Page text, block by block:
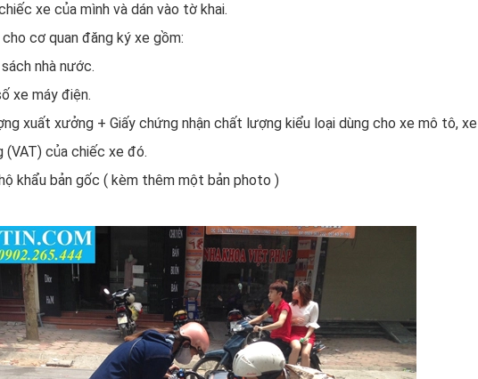
xe của mình và dán vào tờ khai.
cơ quan đăng ký xe gồm:
nhà nước.
xe máy điện.
xuất xưởng + Giấy chứng nhận chất lượng kiểu loại dùng cho xe mô tô, xe
(VAT) của chiếc xe đó.
khẩu bản gốc ( kèm thêm một bản photo )